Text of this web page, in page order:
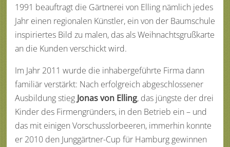
1991 beauftragt die Gärtnerei von Elling nämlich jedes
Jahr einen regionalen Künstler, ein von der Baumschule
inspiriertes Bild zu malen, das als Weihnachtsgrußkarte
an die Kunden verschickt wird.
Im Jahr 2011 wurde die inhabergeführte Firma dann
familiär verstärkt: Nach erfolgreich abgeschlossener
Ausbildung stieg Jonas von Elling, das jüngste der drei
Kinder des Firmengründers, in den Betrieb ein – und
das mit einigen Vorschusslorbeeren, immerhin konnte
er 2010 den Junggärtner-Cup für Hamburg gewinnen